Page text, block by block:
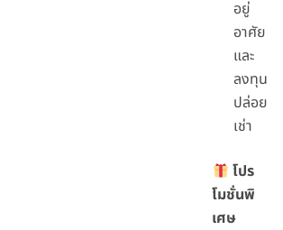
อยู่
อาศัย
และ
ลงทุน
ปล่อย
เช่า
โปร
โมชั่นพิ
เศษ